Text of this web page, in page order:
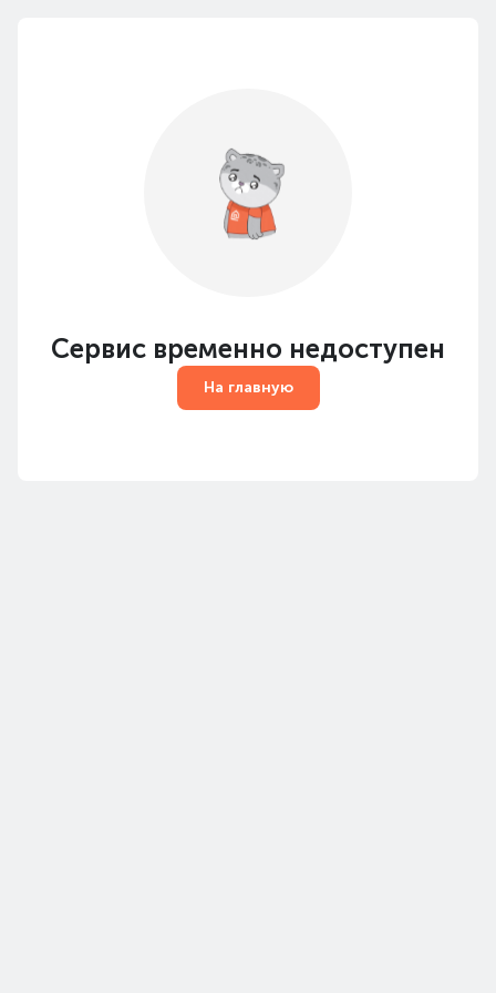
Сервис временно недоступен
На главную